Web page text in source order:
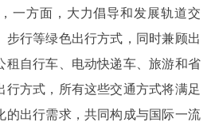
一方面，大力倡导和发展轨道交
步行等绿色出行方式，同时兼顾出
租自行车、电动快递车、旅游和省
行方式，所有这些交通方式将满足
的出行需求，共同构成与国际一流